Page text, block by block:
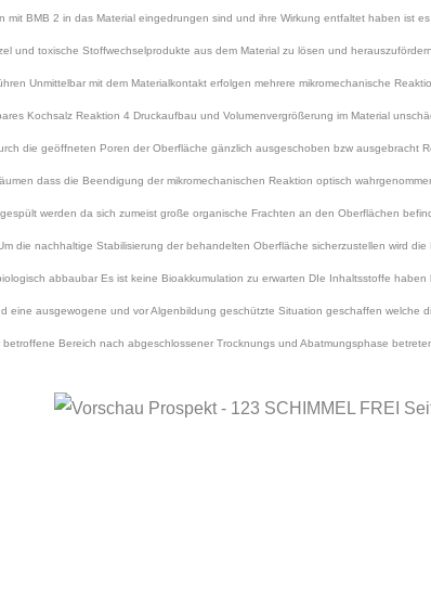
BMB 2 in das Material eingedrungen sind und ihre Wirkung entfaltet haben ist
und toxische Stoffwechselprodukte aus dem Material zu lösen und
Unmittelbar mit dem Materialkontakt erfolgen mehrere mikromechanische
Kochsalz Reaktion 4 Druckaufbau und Volumenvergrößerung im Material
die geöffneten Poren der Oberfläche gänzlich ausgeschoben bzw ausgebracht
dass die Beendigung der mikromechanischen Reaktion optisch
werden da sich zumeist große organische Frachten an den Oberflächen
die nachhaltige Stabilisierung der behandelten Oberfläche sicherzustellen wird
abbaubar Es ist keine Bioakkumulation zu erwarten DIe Inhaltsstoffe
eine ausgewogene und vor Algenbildung geschützte Situation geschaffen welche
betroffene Bereich nach abgeschlossener Trocknungs und Abatmungsphase